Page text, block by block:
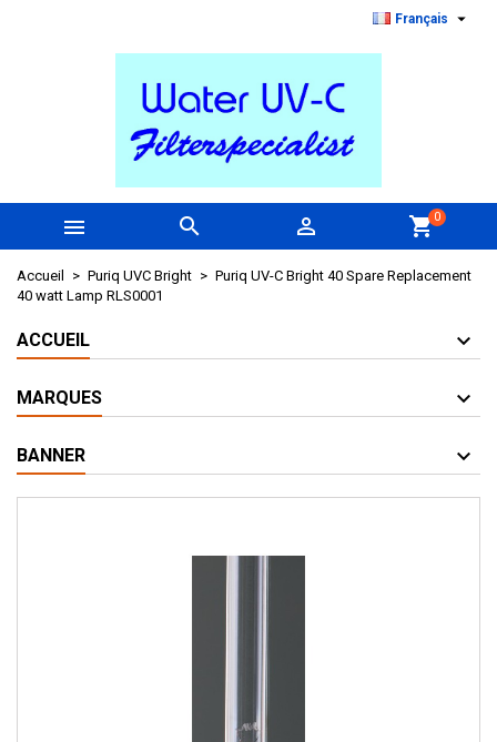
Français 
   shopping_cart0
Accueil Puriq UVC Bright
Puriq UV-C Bright 40 Spare Replacement
40 watt Lamp RLS0001
ACCUEIL
MARQUES
BANNER